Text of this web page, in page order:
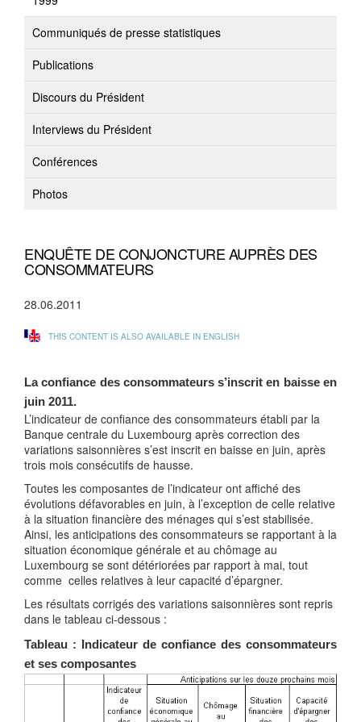
Communiqués de presse statistiques
Publications
Discours du Président
Interviews du Président
Conférences
Photos
ENQUÊTE DE CONJONCTURE AUPRÈS DES
CONSOMMATEURS
28.06.2011
THIS CONTENT IS ALSO AVAILABLE IN ENGLISH
La confiance des consommateurs s’inscrit en baisse en
juin 2011.
L’indicateur de confiance des consommateurs établi par la
Banque centrale du Luxembourg après correction des
variations saisonnières s’est inscrit en baisse en juin, après
trois mois consécutifs de hausse.
Toutes les composantes de l’indicateur ont affiché des
évolutions défavorables en juin, à l’exception de celle relative
à la situation financière des ménages qui s’est stabilisée.
Ainsi, les anticipations des consommateurs se rapportant à la
situation économique générale et au chômage au
Luxembourg se sont détériorées par rapport à mai, tout
comme celles relatives à leur capacité d’épargner.
Les résultats corrigés des variations saisonnières sont repris
dans le tableau ci-dessous :
Tableau : Indicateur de confiance des consommateurs
et ses composantes